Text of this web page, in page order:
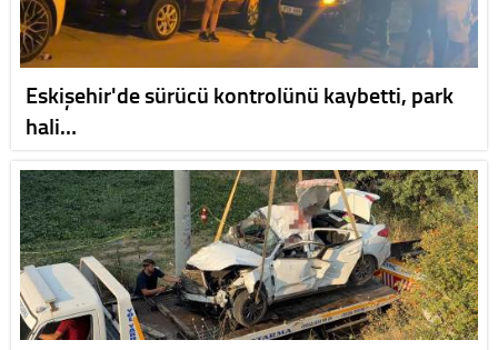
Eskişehir'de sürücü kontrolünü kaybetti, park
hali…